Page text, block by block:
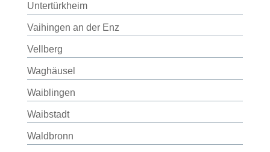
Untertürkheim
Vaihingen an der Enz
Vellberg
Waghäusel
Waiblingen
Waibstadt
Waldbronn